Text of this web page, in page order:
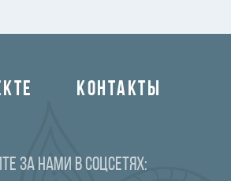
КОНТАКТЫ
за нами в соцсетях: